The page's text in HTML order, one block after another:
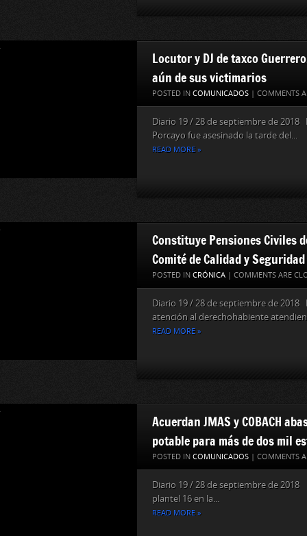
Locutor y DJ de taxco
aún de sus victimarios
POSTED IN COMUNICADOS | COMMENTS
Diario 19 / 28 de septiembre de 2018
Porcayo fue asesinado la tarde del...
READ MORE »
Constituye Pensiones Civiles
Comité de Calidad y
POSTED IN CRÓNICA | COMMENTS ARE
Diario 19 / 28 de septiembre de 2018
atención al derechohabiente
READ MORE »
Acuerdan JMAS y COBACH
potable para más de dos mil
POSTED IN COMUNICADOS | COMMENTS
Diario 19 / 28 de septiembre de
plantel 16 en la...
READ MORE »